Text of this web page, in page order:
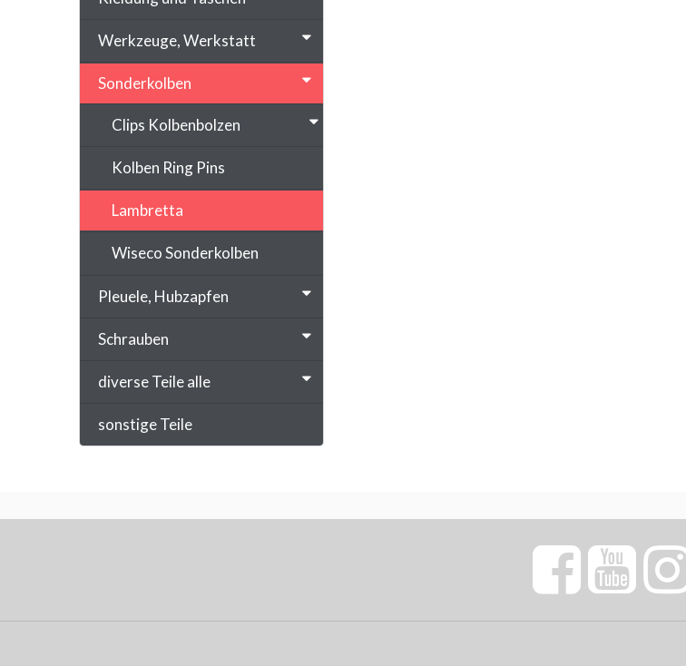
Werkzeuge, Werkstatt
Sonderkolben
Clips Kolbenbolzen
Kolben Ring Pins
Lambretta
Wiseco Sonderkolben
Pleuele, Hubzapfen
Schrauben
diverse Teile alle
sonstige Teile